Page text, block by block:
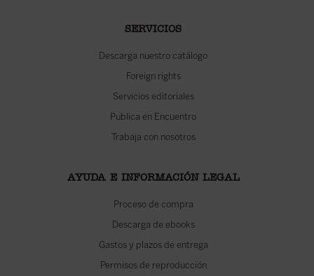
SERVICIOS
Descarga nuestro catálogo
Foreign rights
Servicios editoriales
Publica en Encuentro
Trabaja con nosotros
AYUDA E INFORMACIÓN LEGAL
Proceso de compra
Descarga de ebooks
Gastos y plazos de entrega
Permisos de reproducción